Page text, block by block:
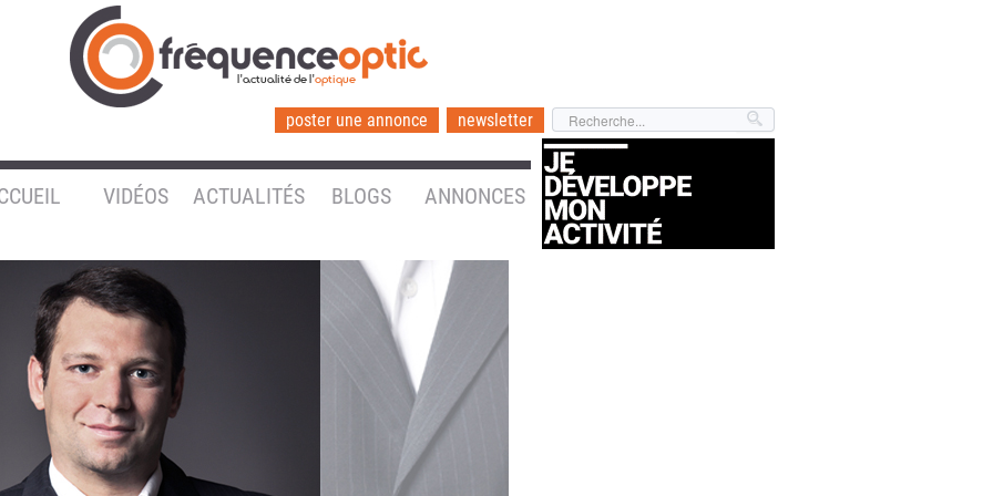
l'actualité de l'optique
poster une annonce newsletter
VIDÉOS ACTUALITÉS BLOGS ANNONCES